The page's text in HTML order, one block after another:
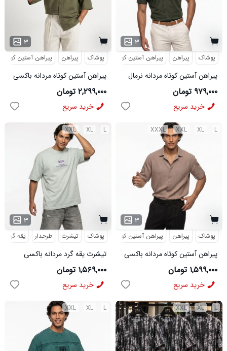
۳
پوشاک پیراهن پیراهن آستین کوتاه
پیراهن آستین کوتاه مردانه باکسی
طرحدار لینن سبز مدل 50971
۲,۲۹۹,۰۰۰ تومان
خرید سریع
۳
پوشاک پیراهن پیراهن آستین کوتاه
پیراهن آستین کوتاه مردانه نرمال
ساده ویسکوز سبز مدل 50977
۹۷۹,۰۰۰ تومان
خرید سریع
L
XL
XXL
۳
پوشاک تیشرت طرحدار یقه گرد
تیشرت یقه گرد مردانه باکسی
طرحدار پنبه دو رو سبز روشن مدل
50896
۱,۵۶۹,۰۰۰ تومان
خرید سریع
L
XL
XXL
XXXL
۳
پوشاک پیراهن پیراهن آستین کوتاه
پیراهن آستین کوتاه مردانه باکسی
ساده لینن کرم مدل 50943
۱,۵۹۹,۰۰۰ تومان
خرید سریع
L
XL
XXL L
XL
XXL